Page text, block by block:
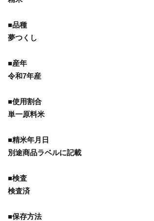
■品種
夢つくし
■産年
令和7年産
■使用割合
単一原料米
■精米年月日
別途商品ラベルに記載
■検査
検査済
■保存方法